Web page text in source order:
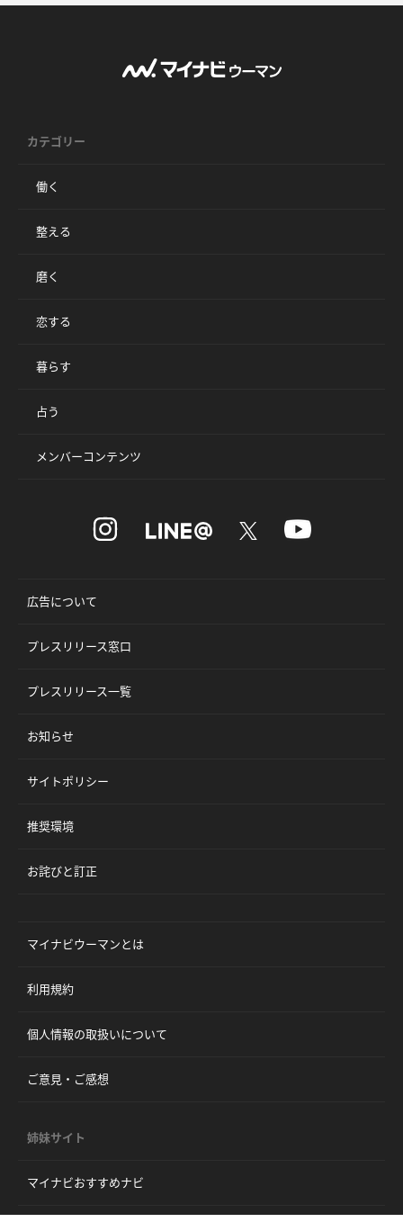
カテゴリー
働く
整える
磨く
恋する
暮らす
占う
メンバーコンテンツ
広告について
プレスリリース窓口
プレスリリース一覧
お知らせ
サイトポリシー
推奨環境
お詫びと訂正
マイナビウーマンとは
利用規約
個人情報の取扱いについて
ご意見・ご感想
姉妹サイト
マイナビおすすめナビ